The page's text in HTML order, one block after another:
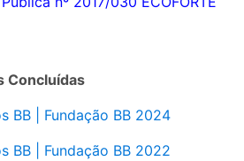
Concluídas
BB | Fundação BB 2024
BB | Fundação BB 2022